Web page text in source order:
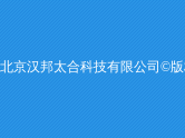
北京汉邦太合科技有限公司©